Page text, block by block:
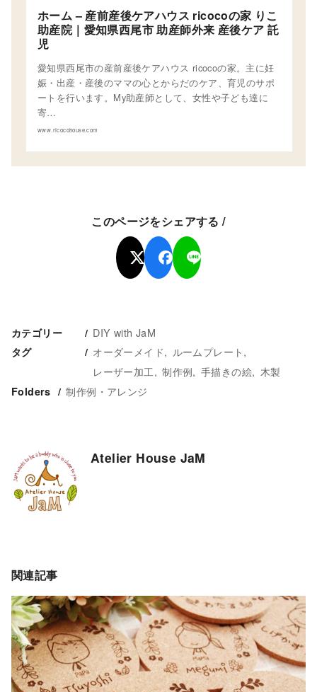
ホーム – 産前産後ケアハウス ricocoの家 りこ
助産院｜愛知県西尾市 助産師外来 産後ケア 託
児
愛知県西尾市の産前産後ケアハウス ricocoの家。主に妊
娠・出産・産後のママの心とからだのケア、育児のサポ
ートを行います。My助産師として、女性や子ども達に
寄…
www.ricocohouse.com
このページをシェアする /
カテゴリー DIY with JaM
タグ オーダーメイド
ルームプレート
レーザー加工
制作例 手描きの絵 木製
Folders 制作例・アレンジ
Atelier House JaM
関連記事